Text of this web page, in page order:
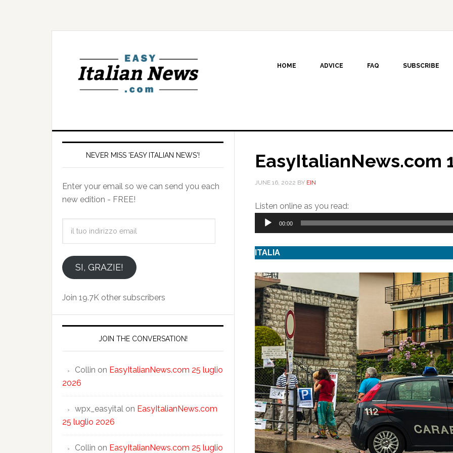
HOME ADVICE FAQ SUBSCRIBE
EasyItalianNews.com
JUNE 16, 2022 BY EIN
Listen online as you read:
Player
00:00
ITALIA
NEVER MISS 'EASY ITALIAN NEWS'!
Enter your email so we can send you each
new edition - FREE!
emailSI, GRAZIE!
Join 19.7K other subscribers
JOIN THE CONVERSATION!
Collin on EasyItalianNews.com 25 luglio
2026
wpx_easyital on EasyItalianNews.com
25 luglio 2026
Collin on EasyItalianNews.com 25 luglio